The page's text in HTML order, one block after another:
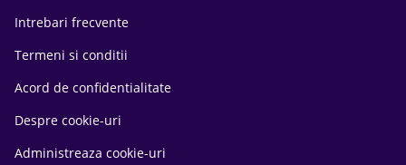
Intrebari frecvente
Termeni si conditii
Acord de confidentialitate
Despre cookie-uri
Administreaza cookie-uri